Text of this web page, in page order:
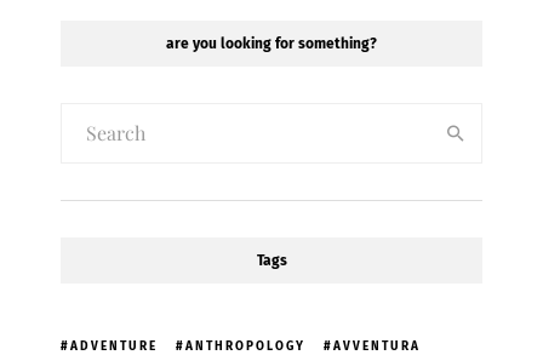
are you looking for something?
Tags
ADVENTURE ANTHROPOLOGY AVVENTURA